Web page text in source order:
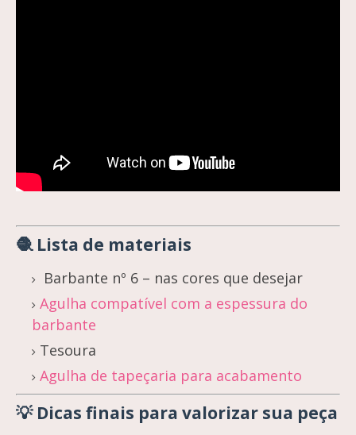
🧶 Lista de materiais
Barbante nº 6 – nas cores que desejar
Agulha compatível com a espessura do
barbante
Tesoura
Agulha de tapeçaria para acabamento
💡 Dicas finais para valorizar sua peça